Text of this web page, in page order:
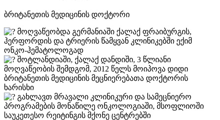
ბრიტანეთის მედიცინის დოქტორი
მოღვაწეობდა გერმანიაში ქალაქ ფრაიბურგის,
ჰერფორდის და ტრიერის წამყვან კლინიკებში ექიმ
ონკო-ჰემატოლოგად
შოტლანდიაში, ქალაქ დანდიში, 3 წლიანი
მოღვაწეობის შემდგომ, 2012 წელს მოიპოვა დიდი
ბრიტანეთის მედიცინის მეცნიერებათა დოქტორის
ხარისხი
გახლავთ მრავალი კლინიკური და სამეცნიერო
პროგრამების მონაწილე ონკოლოგიაში, მსოფლიოში
საუკეთესო რეიტინგის მქონე ცენტრებში